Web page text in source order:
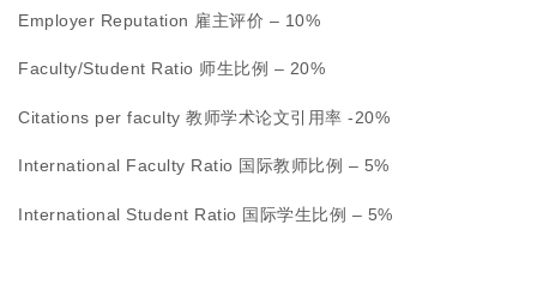
Employer Reputation 雇主评价 – 10%
Faculty/Student Ratio 师生比例 – 20%
Citations per faculty 教师学术论文引用率 -20%
International Faculty Ratio 国际教师比例 – 5%
International Student Ratio 国际学生比例 – 5%